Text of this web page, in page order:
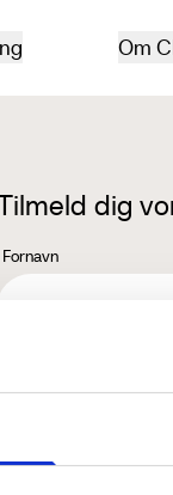
Om
dig
Fornavn
Jeg accepterer